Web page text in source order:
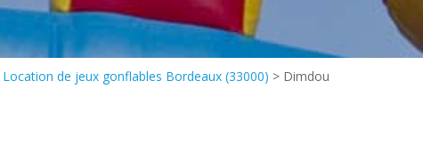
Location de jeux gonflables Bordeaux (33000) > Dimdou